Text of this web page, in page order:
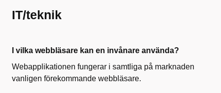
IT/teknik
I vilka webbläsare kan en invånare använda?
Webapplikationen fungerar i samtliga på marknaden
vanligen förekommande webbläsare.